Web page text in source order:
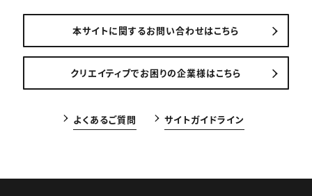
本サイトに関するお問い合わせはこちら
クリエイティブでお困りの企業様はこちら
よくあるご質問 サイトガイドライン